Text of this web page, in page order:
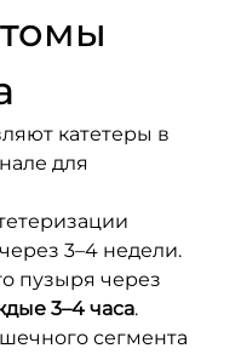
катетеры в
для
3–4 недели.
пузыря через
3–4 часа.
сегмента